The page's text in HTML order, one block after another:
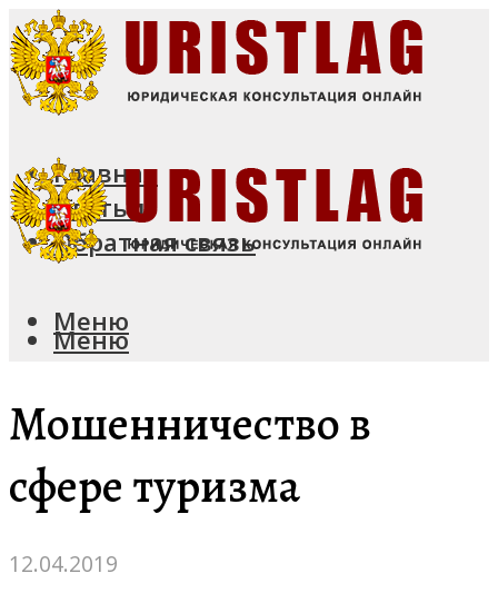
Главная
Статьи
Обратная связь
Меню
Меню
Мошенничество в
сфере туризма
12.04.2019